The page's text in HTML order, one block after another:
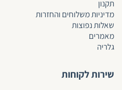
תקנון
מדיניות משלוחים והחזרות
שאלות נפוצות
מאמרים
גלריה
שירות לקוחות